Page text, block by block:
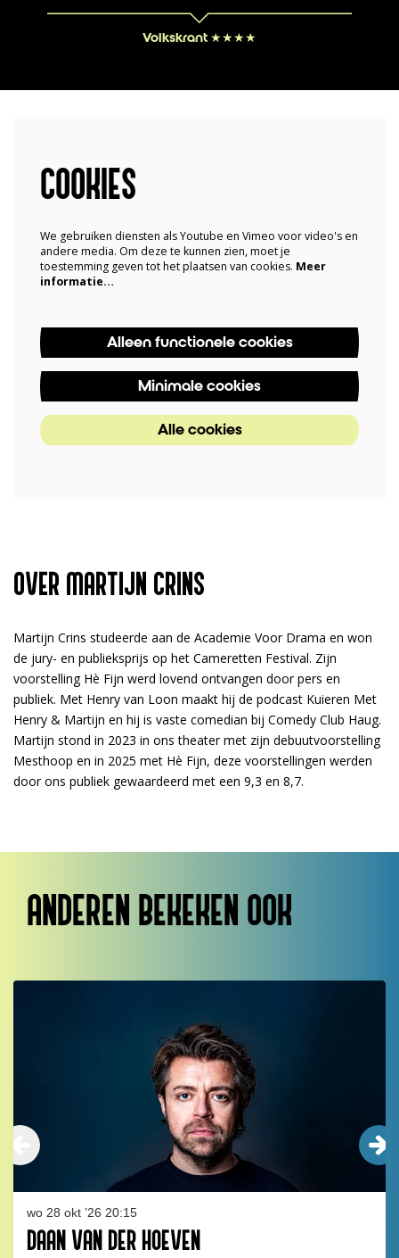
Volkskrant ★★★★
COOKIES
We gebruiken diensten als Youtube en Vimeo voor video's en
andere media. Om deze te kunnen zien, moet je
toestemming geven tot het plaatsen van cookies. Meer
informatie…
Alleen functionele cookies
Minimale cookies
Alle cookies
OVER MARTIJN CRINS
Martijn Crins studeerde aan de Academie Voor Drama en won
de jury- en publieksprijs op het Cameretten Festival. Zijn
voorstelling Hè Fijn werd lovend ontvangen door pers en
publiek. Met Henry van Loon maakt hij de podcast Kuieren Met
Henry & Martijn en hij is vaste comedian bij Comedy Club Haug.
Martijn stond in 2023 in ons theater met zijn debuutvoorstelling
Mesthoop en in 2025 met Hè Fijn, deze voorstellingen werden
door ons publiek gewaardeerd met een 9,3 en 8,7.
ANDEREN BEKEKEN OOK
DAAN VAN DER HOEVEN
wo 28 okt ’26 20:15